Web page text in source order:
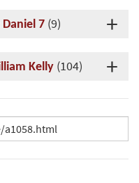
Daniel 7 (9)
Kelly (104)